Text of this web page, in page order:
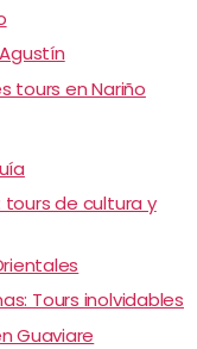
tours en Nariño
tours de cultura y
Tours inolvidables
Guaviare